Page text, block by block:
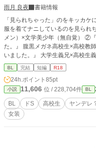
雨月 良夜
書籍情報
「見られちゃった」のをキッカケに始まるBL
服を着てナニしているのを見られ
メン）×文学美少年（無自覚） ②『ゲイバーにいるのを生徒に見られちゃいまし
た。』 腹黒メガネ高校生×高校教師 ③『兄の部屋で電マ使ってるの見られちゃ
いました。』 大学生義兄×高校生義弟(アホな子) ④『幽霊
した。(ついでに身体も触られちゃいま
様に専属執事を辞める、異動届け
⑥『同級生に女装コスプレしてた
ヤンキー)×高校生(気弱) R18的な話には※をつけるようにしました。よろしくお
願いします。
BL 完結 短編 R18
24h.ポイント 85pt
小説 11,606 位 / 228,704件 BL
BL ドS 高校生 ヤンデレ
女装